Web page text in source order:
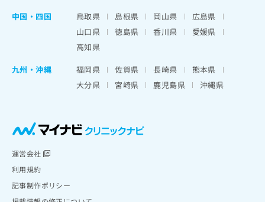
中国・四国
鳥取県 島根県 岡山県
広島県
山口県
徳島県 香川県
愛媛県
高知県
九州・沖縄
福岡県 佐賀県 長崎県
熊本県
大分県
宮崎県 鹿児島県 沖縄県
運営会社
利用規約
記事制作ポリシー